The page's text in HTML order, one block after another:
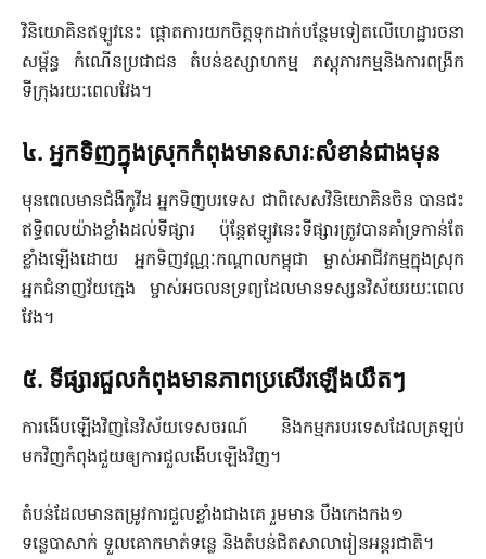
វិនិយោគិនឥឡូវនេះ ផ្តោតការយកចិត្តទុកដាក់បន្ថែមទៀតលើហេដ្ឋារចនា
សម្ព័ន្ធ កំណើនប្រជាជន តំបន់ឧស្សាហកម្ម ភស្តុភារកម្មនិងការពង្រីក
ទីក្រុងរយៈពេលវែង។
៤. អ្នកទិញក្នុងស្រុកកំពុងមានសារៈសំខាន់ជាងមុន
មុនពេលមានជំងឺកូវីដ អ្នកទិញបរទេស ជាពិសេសវិនិយោគិនចិន បានជះ
ឥទ្ធិពលយ៉ាងខ្លាំងដល់ទីផ្សារ ប៉ុន្តែឥឡូវនេះទីផ្សារត្រូវបានគាំទ្រកាន់តែ
ខ្លាំងឡើងដោយ អ្នកទិញវណ្ណៈកណ្តាលកម្ពុជា ម្ចាស់អាជីវកម្មក្នុងស្រុក
អ្នកជំនាញវ័យក្មេង ម្ចាស់អចលនទ្រព្យដែលមានទស្សនវិស័យរយៈពេល
វែង។
៥. ទីផ្សារជួលកំពុងមានភាពប្រសើរឡើងយឺតៗ
ការងើបឡើងវិញនៃវិស័យទេសចរណ៍ និងកម្មករបរទេសដែលត្រឡប់
មកវិញកំពុងជួយឲ្យការជួលងើបឡើងវិញ។
តំបន់ដែលមានតម្រូវការជួលខ្លាំងជាងគេ រួមមាន បឹងកេងកង១
ទន្លេបាសាក់ ទួលគោកមាត់ទន្លេ និងតំបន់ជិតសាលារៀនអន្តរជាតិ។